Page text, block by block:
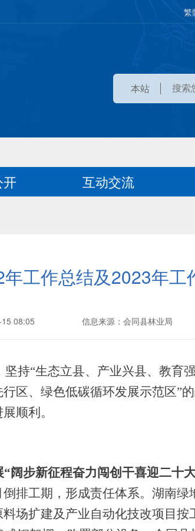
繁
本站
互动交流
工作总结及2023年工
08:05 信息来源：会同县林业局
坚持“生态立县、产业兴县、教育强
区、绿色低碳循环发展示范区”的
顺利。
“阔步新征程奋力闯创干喜迎二十大
排工期，形成责任体系。湖南
场扩建及产业自动化技改项目